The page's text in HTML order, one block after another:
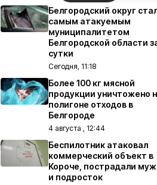
Белгородский округ
самым атакуемым
муниципалитетом
Белгородской области
сутки
Сегодня, 11:18
Более 100 кг мясной
продукции уничтожено
полигоне отходов в
Белгороде
4 августа , 12:44
Беспилотник атаковал
коммерческий объект в
Короче, пострадали
и подросток